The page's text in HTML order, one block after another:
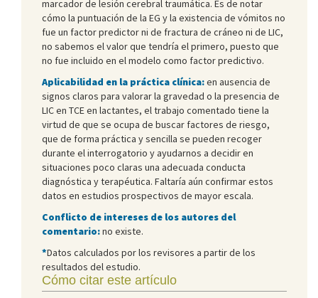
marcador de lesión cerebral traumática. Es de notar
cómo la puntuación de la EG y la existencia de vómitos no
fue un factor predictor ni de fractura de cráneo ni de LIC,
no sabemos el valor que tendría el primero, puesto que
no fue incluido en el modelo como factor predictivo.
Aplicabilidad en la práctica clínica:en ausencia de
signos claros para valorar la gravedad o la presencia de
LIC en TCE en lactantes, el trabajo comentado tiene la
virtud de que se ocupa de buscar factores de riesgo,
que de forma práctica y sencilla se pueden recoger
durante el interrogatorio y ayudarnos a decidir en
situaciones poco claras una adecuada conducta
diagnóstica y terapéutica. Faltaría aún confirmar estos
datos en estudios prospectivos de mayor escala.
Conflicto de intereses de los autores del
comentario:no existe.
*Datos calculados por los revisores a partir de los
resultados del estudio.
Cómo citar este artículo